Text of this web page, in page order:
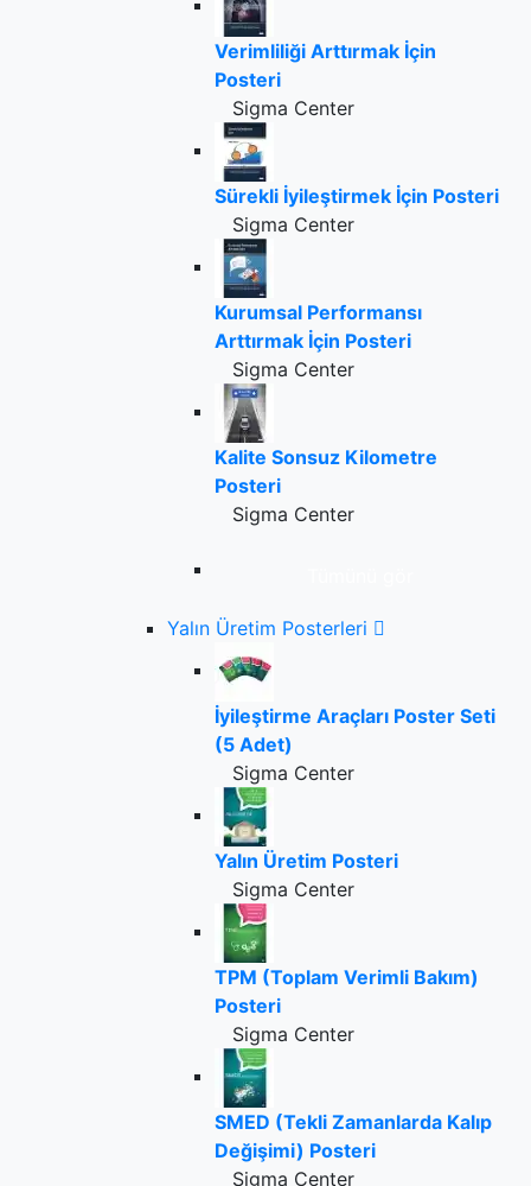
Verimliliği Arttırmak İçin
Posteri
Sigma Center
Sürekli İyileştirmek İçin Posteri
Sigma Center
Kurumsal Performansı
Arttırmak İçin Posteri
Sigma Center
Kalite Sonsuz Kilometre
Posteri
Sigma Center
Yalın Üretim Posterleri
İyileştirme Araçları Poster Seti
(5 Adet)
Sigma Center
Yalın Üretim Posteri
Sigma Center
TPM (Toplam Verimli Bakım)
Posteri
Sigma Center
SMED (Tekli Zamanlarda Kalıp
Değişimi) Posteri
Sigma Center